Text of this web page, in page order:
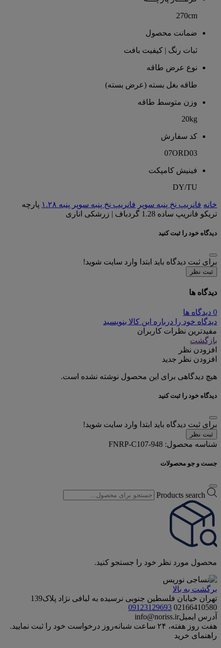
270cm
ضمانت محصول
ثبات رنگ | کیفیت بافت
نوع عرض طاقه
طاقه بغل بسته (عرض بسته)
وزن متوسط طاقه
20kg
کد سفارش
07ORD03
فینیش کامپکت
DY/TU
خانه فانریپ نخ پنبه سوپر فانریپ نخ پنبه سوپر پنبه ۱.۲۸
پارچه
تریکو فانریپ ساده 1.28 گردباف | زرشکی اناری
دیدگاه خود را ثبت کنید
برای ثبت دیدگاه باید ابتدا وارد سایت شوید!
ثبت نظر
دیدگاه ها
0 دیدگاه ها
دیدگاه خود را درباره این کالا بنویسید
مفیدترین نظرات کاربران
بازگشت
افزودن نظر
افزودن نظر جدید
هیچ دیدگاهی برای این محصول نوشته نشده است.
دیدگاه خود را ثبت کنید
برای ثبت دیدگاه باید ابتدا وارد سایت شوید!
ثبت نظر
شناسه محصول: FNRP-C107-948
جست و جو محصولات
Products search
محصول مورد نظر خود را جستجو کنید.
برگشت به بالا
تهران خیابان فلسطین جنوبی نرسیده به لبافی نژاد پلاک139
02166410580
09123129693
آدرس ایمیلinfo@noriss.ir
هفت روز هفته، ۲۴ ساعت شبانه‌روز درخواست خود را ثبت نمایید.
راهنمای خرید